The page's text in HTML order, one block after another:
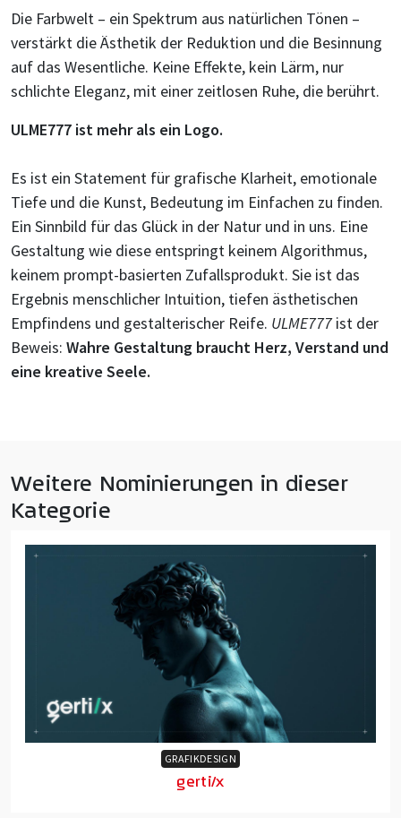
Die Farbwelt – ein Spektrum aus natürlichen Tönen –
verstärkt die Ästhetik der Reduktion und die Besinnung
auf das Wesentliche. Keine Effekte, kein Lärm, nur
schlichte Eleganz, mit einer zeitlosen Ruhe, die berührt.
ULME777 ist mehr als ein Logo.
Es ist ein Statement für grafische Klarheit, emotionale
Tiefe und die Kunst, Bedeutung im Einfachen zu finden.
Ein Sinnbild für das Glück in der Natur und in uns. Eine
Gestaltung wie diese entspringt keinem Algorithmus,
keinem prompt-basierten Zufallsprodukt. Sie ist das
Ergebnis menschlicher Intuition, tiefen ästhetischen
Empfindens und gestalterischer Reife. ULME777ist der
Beweis: Wahre Gestaltung braucht Herz, Verstand und
eine kreative Seele.
Weitere Nominierungen in dieser
Kategorie
GRAFIKDESIGN
gerti/x